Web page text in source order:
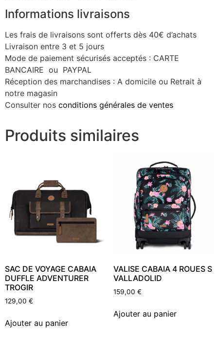
Informations livraisons
Les frais de livraisons sont offerts dès 40€ d’achats
Livraison entre 3 et 5 jours
Mode de paiement sécurisés acceptés : CARTE
BANCAIRE ou PAYPAL
Réception des marchandises : A domicile ou Retrait à
notre magasin
Consulter nos conditions générales de ventes
Produits similaires
SAC DE VOYAGE CABAIA
DUFFLE ADVENTURER
TROGIR
129,00 €
Ajouter au panier
VALISE CABAIA 4 ROUES S
VALLADOLID
159,00 €
Ajouter au panier